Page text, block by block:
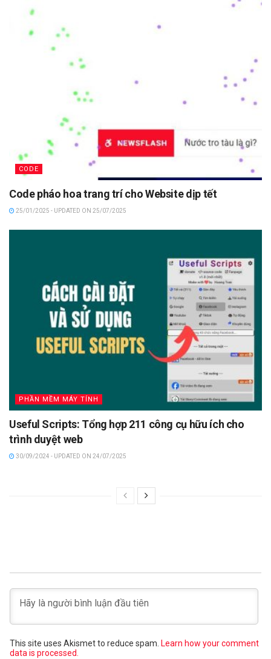
CODE
Code pháo hoa trang trí cho Website dịp tết
25/01/2025 - UPDATED ON 25/07/2025
PHẦN MỀM MÁY TÍNH
Useful Scripts: Tổng hợp 211 công cụ hữu ích cho
trình duyệt web
30/09/2024 - UPDATED ON 24/07/2025
This site uses Akismet to reduce spam. Learn how your comment
data is processed.